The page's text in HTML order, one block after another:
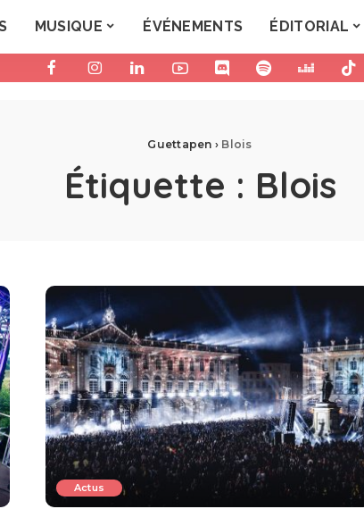
MUSIQUE ÉVÉNEMENTS ÉDITORIAL
Guettapen › Blois
Étiquette : Blois
Actus